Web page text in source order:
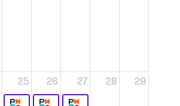
25 26 27 28 29